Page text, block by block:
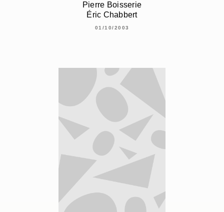
Pierre Boisserie
Éric Chabbert
01/10/2003